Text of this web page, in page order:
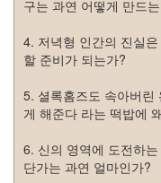
구는 과연 어떻게 만드
4. 저녁형 인간의 진실
할 준비가 되는가?
5. 셜록홈즈도 속아버린
게 해준다 라는 떡밥에
6. 신의 영역에 도전하
단가는 과연 얼마인가?
절
주
절